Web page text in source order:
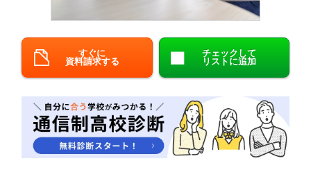
閉じる
すぐに
資料請求する
チェックして
リストに追加